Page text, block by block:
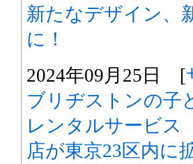
新たなデザイン、
に！
2024年09月25日 [
ブリヂストンの子
レンタルサービ
店が東京23区内に